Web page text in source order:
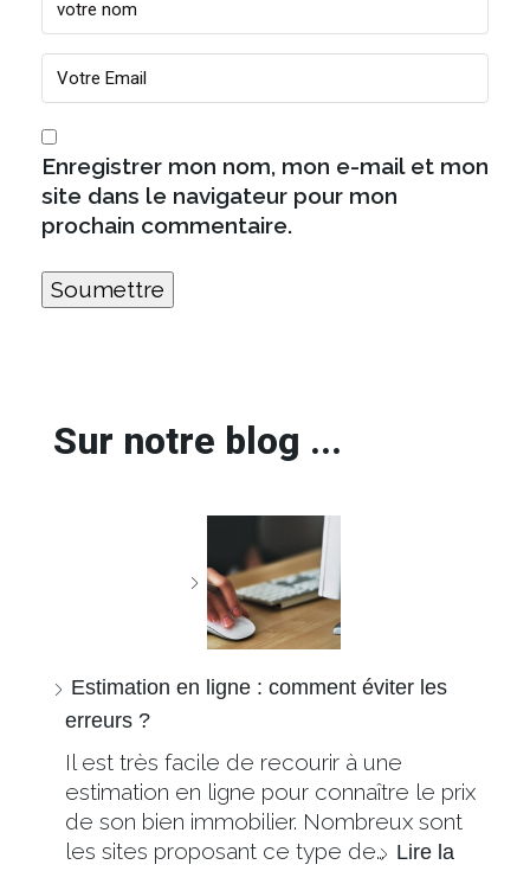
Enregistrer mon nom, mon e-mail et mon
site dans le navigateur pour mon
prochain commentaire.
Sur notre blog ...
Estimation en ligne : comment éviter les
erreurs ?
Il est très facile de recourir à une
estimation en ligne pour connaître le prix
de son bien immobilier. Nombreux sont
les sites proposant ce type de… Lire la